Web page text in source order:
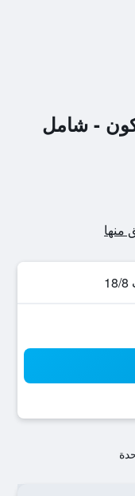
- شامل